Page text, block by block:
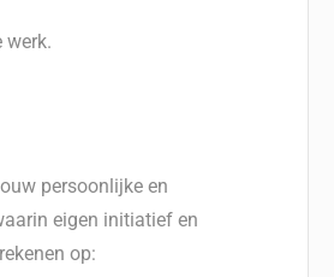
werk.
persoonlijke en
eigen initiatief en
op: